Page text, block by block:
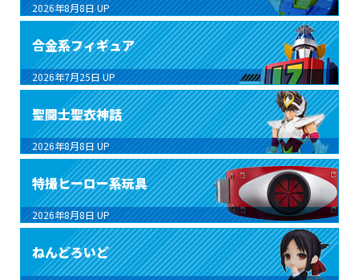
2026年8月8日 UP
合金系フィギュア
2026年7月25日 UP
聖闘士聖衣神話
2026年8月8日 UP
特撮ヒーロー系玩具
2026年8月8日 UP
ねんどろいど